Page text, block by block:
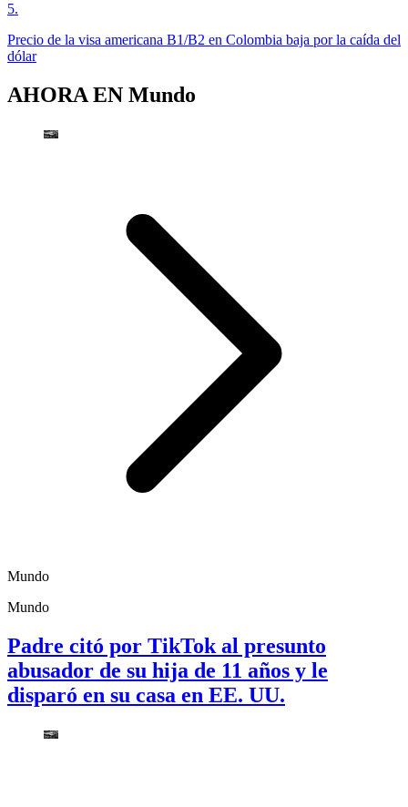
5.
Precio de la visa americana B1/B2 en Colombia baja por la caída del
dólar
AHORA EN Mundo
Mundo
Mundo
Padre citó por TikTok al presunto
abusador de su hija de 11 años y le
disparó en su casa en EE. UU.